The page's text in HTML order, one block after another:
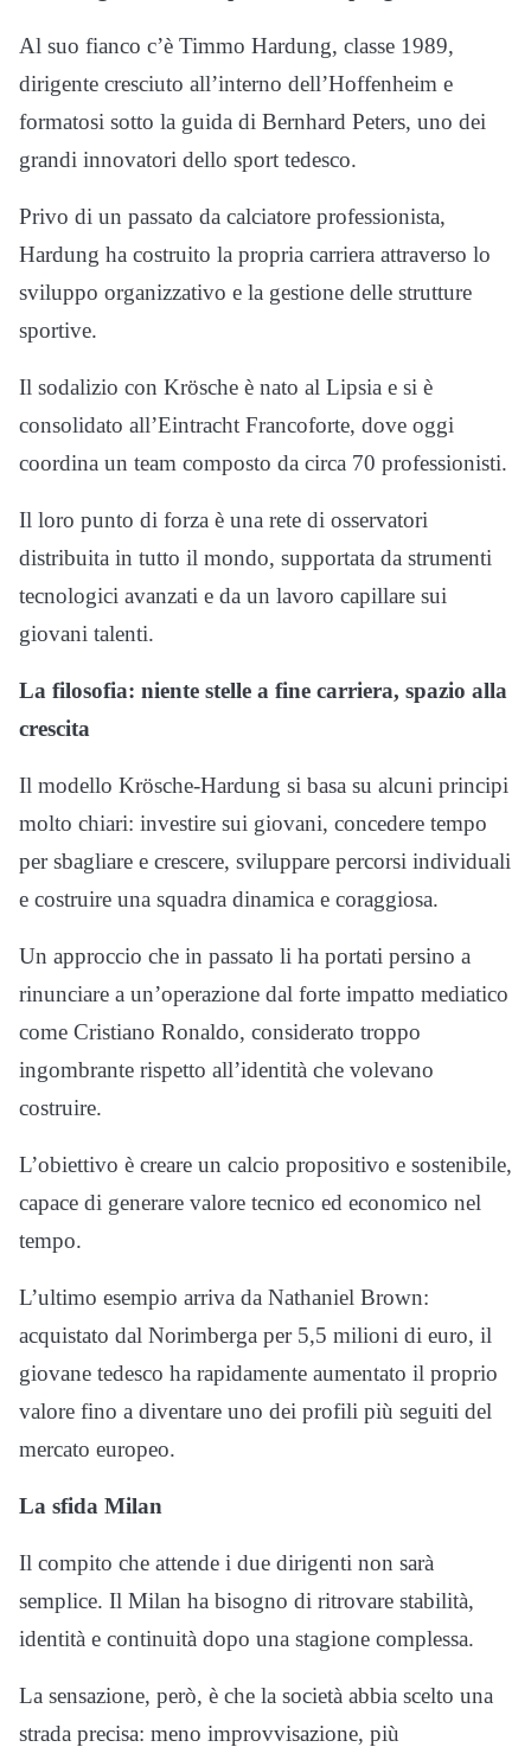
Al suo fianco c’è Timmo Hardung, classe 1989,
dirigente cresciuto all’interno dell’Hoffenheim e
formatosi sotto la guida di Bernhard Peters, uno dei
grandi innovatori dello sport tedesco.
Privo di un passato da calciatore professionista,
Hardung ha costruito la propria carriera attraverso lo
sviluppo organizzativo e la gestione delle strutture
sportive.
Il sodalizio con Krösche è nato al Lipsia e si è
consolidato all’Eintracht Francoforte, dove oggi
coordina un team composto da circa 70 professionisti.
Il loro punto di forza è una rete di osservatori
distribuita in tutto il mondo, supportata da strumenti
tecnologici avanzati e da un lavoro capillare sui
giovani talenti.
La filosofia: niente stelle a fine carriera, spazio alla
crescita
Il modello Krösche-Hardung si basa su alcuni principi
molto chiari: investire sui giovani, concedere tempo
per sbagliare e crescere, sviluppare percorsi individuali
e costruire una squadra dinamica e coraggiosa.
Un approccio che in passato li ha portati persino a
rinunciare a un’operazione dal forte impatto mediatico
come Cristiano Ronaldo, considerato troppo
ingombrante rispetto all’identità che volevano
costruire.
L’obiettivo è creare un calcio propositivo e sostenibile,
capace di generare valore tecnico ed economico nel
tempo.
L’ultimo esempio arriva da Nathaniel Brown:
acquistato dal Norimberga per 5,5 milioni di euro, il
giovane tedesco ha rapidamente aumentato il proprio
valore fino a diventare uno dei profili più seguiti del
mercato europeo.
La sfida Milan
Il compito che attende i due dirigenti non sarà
semplice. Il Milan ha bisogno di ritrovare stabilità,
identità e continuità dopo una stagione complessa.
La sensazione, però, è che la società abbia scelto una
strada precisa: meno improvvisazione, più